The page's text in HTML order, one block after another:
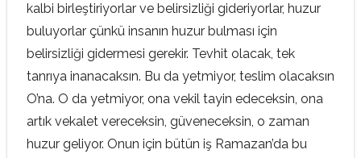
kalbi birleştiriyorlar ve belirsizliği gideriyorlar, huzur
buluyorlar çünkü insanın huzur bulması için
belirsizliği gidermesi gerekir. Tevhit olacak, tek
tanrıya inanacaksın. Bu da yetmiyor, teslim olacaksın
O’na. O da yetmiyor, ona vekil tayin edeceksin, ona
artık vekalet vereceksin, güveneceksin, o zaman
huzur geliyor. Onun için bütün iş Ramazan’da bu